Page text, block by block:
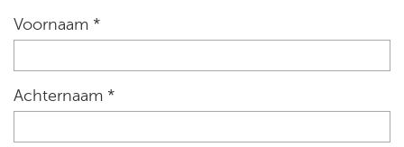
Voornaam *
Achternaam *